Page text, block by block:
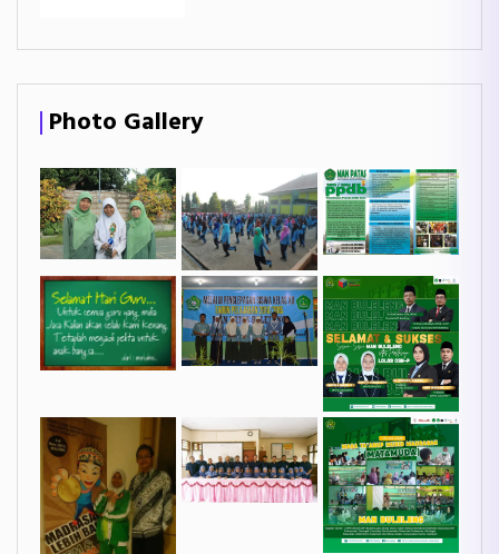
Photo Gallery